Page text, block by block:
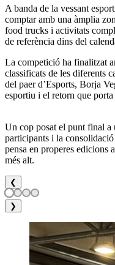
A banda de la vessant
comptar amb una àmplia
food trucks i activitats
de referència dins del
La competició ha finalitzat
classificats de les diferents
del paer d’Esports, Borja
esportiu i el retorn que porta
Un cop posat el punt final a
participants i la
pensa en properes edicions
més alt.
❮
❯